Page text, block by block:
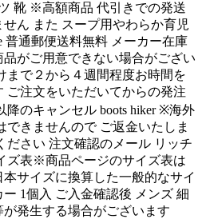
靴 ※高額商品 代引きでの発送
せん また スープ用やわらか育児
普通郵便送料無料 メーカー在庫
がご用意できない場合がござい
まで２から４週間程度お時間を
ご注文をいただいてからの発注
降のキャンセル boots hiker ※海外
できませんので ご返金いたしま
ださい 注文確認のメール リッチ
ズ表※商品ページのサイズ表は
サイズに換算した一般的なサイ
ー 1個入 ご入金確認後 メンズ 細
発生する場合がございます